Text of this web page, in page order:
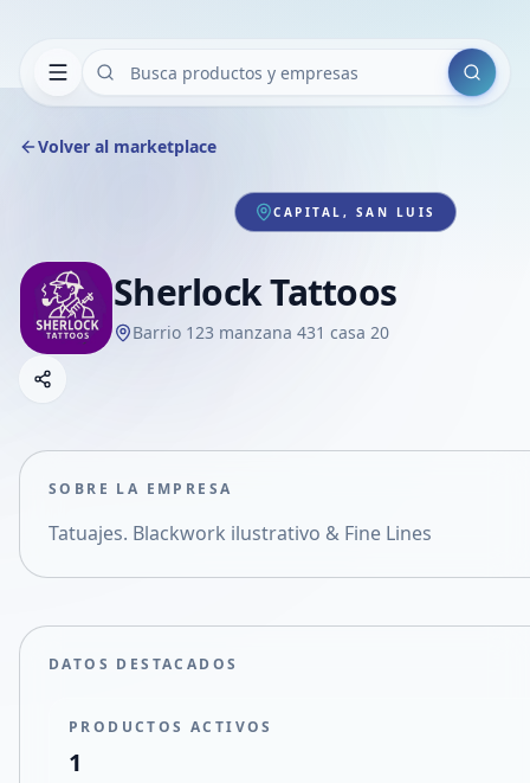
Buscar
Volver al marketplace
CAPITAL, SAN LUIS
Sherlock Tattoos
Barrio 123 manzana 431 casa 20
Compartir empresa
Compartir en X
SOBRE LA EMPRESA
Tatuajes. Blackwork ilustrativo & Fine Lines
DATOS DESTACADOS
PRODUCTOS ACTIVOS
1